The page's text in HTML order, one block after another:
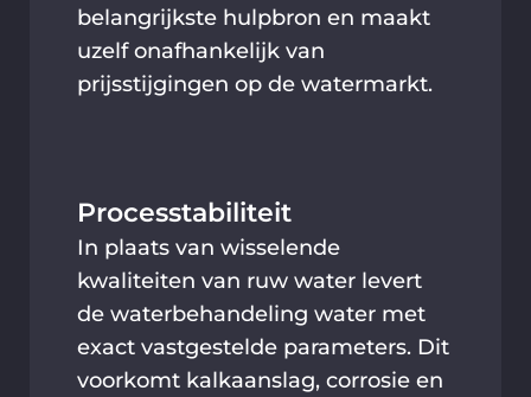
belangrijkste hulpbron en maakt
uzelf onafhankelijk van
prijsstijgingen op de watermarkt.
Processtabiliteit
In plaats van wisselende
kwaliteiten van ruw water levert
de waterbehandeling water met
exact vastgestelde parameters. Dit
voorkomt kalkaanslag, corrosie en